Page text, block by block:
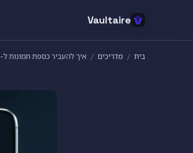
Vaultaire
בית / מדריכים / איך להעביר כספת תמונות ל-iPhone חדש